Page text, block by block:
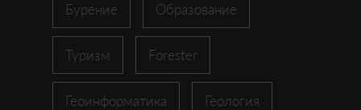
Бурение Образование
Туризм Forester
Геоинформатика Геология